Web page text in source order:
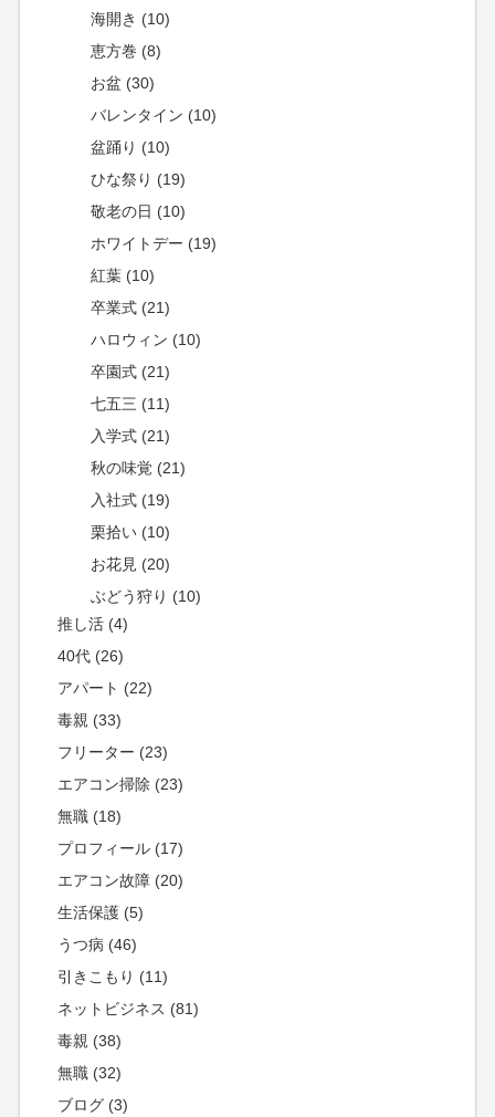
海開き (10)
恵方巻 (8)
お盆 (30)
バレンタイン (10)
盆踊り (10)
ひな祭り (19)
敬老の日 (10)
ホワイトデー (19)
紅葉 (10)
卒業式 (21)
ハロウィン (10)
卒園式 (21)
七五三 (11)
入学式 (21)
秋の味覚 (21)
入社式 (19)
栗拾い (10)
お花見 (20)
ぶどう狩り (10)
推し活 (4)
40代 (26)
アパート (22)
毒親 (33)
フリーター (23)
エアコン掃除 (23)
無職 (18)
プロフィール (17)
エアコン故障 (20)
生活保護 (5)
うつ病 (46)
引きこもり (11)
ネットビジネス (81)
毒親 (38)
無職 (32)
ブログ (3)